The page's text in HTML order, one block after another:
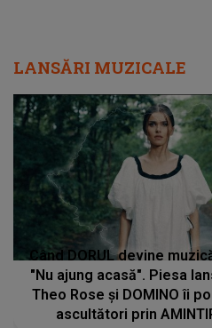
LANSĂRI MUZICALE
Când DORUL devine
"Nu ajung acasă". Piesa
Theo Rose și DOMINO îi
ascultători prin